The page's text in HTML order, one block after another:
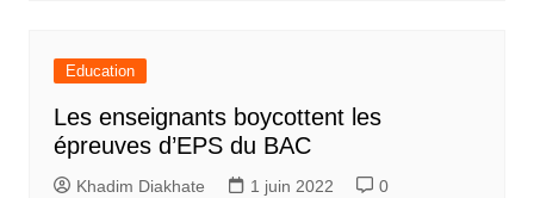
Education
Les enseignants boycottent les
épreuves d’EPS du BAC
Khadim Diakhate 1 juin 2022 0